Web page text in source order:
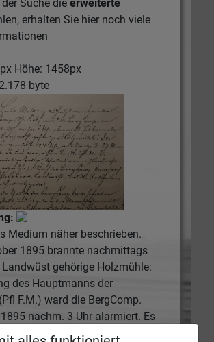
Suche die erweiterte
erhalten Sie hier noch viele
Höhe: 1458px
byte
Medium näher beschrieben.
1895 brannte nachmittags
Landwüst gehörige Holzmühle:
des Hauptmanns der
F.M.) ward die BergComp.
nachm. 3 Uhr alarmiert. Es
Landwüst gehörige